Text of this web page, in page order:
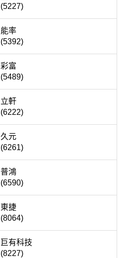
(5227)
能率
(5392)
彩富
(5489)
立軒
(6222)
久元
(6261)
普鴻
(6590)
東捷
(8064)
巨有科技
(8227)